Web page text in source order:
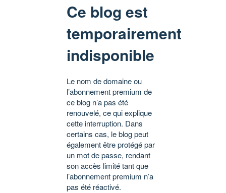
Ce blog est
temporairement
indisponible
Le nom de domaine ou
l’abonnement premium de
ce blog n’a pas été
renouvelé, ce qui explique
cette interruption. Dans
certains cas, le blog peut
également être protégé par
un mot de passe, rendant
son accès limité tant que
l’abonnement premium n’a
pas été réactivé.